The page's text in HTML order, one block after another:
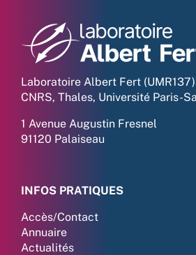
Laboratoire Albert Fert (UMR137)
CNRS, Thales, Université Paris-
1 Avenue Augustin Fresnel
91120 Palaiseau
INFOS PRATIQUES
Accès/Contact
Annuaire
Actualités